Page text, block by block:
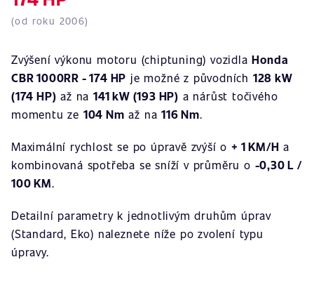
(od roku 2006)
Zvýšení výkonu motoru (chiptuning) vozidlaHonda
CBR 1000RR - 174 HP je možné z původních 128 kW
(174 HP) až na141 kW (193 HP) a nárůst točivého
momentu ze 104 Nm až na116 Nm.
Maximální rychlost se po úpravě zvýší o + 1 KM/H a
kombinovaná spotřeba se sníží v průměru o -0,30 L /
100 KM.
Detailní parametry k jednotlivým druhům úprav
(Standard, Eko) naleznete níže po zvolení typu
úpravy.